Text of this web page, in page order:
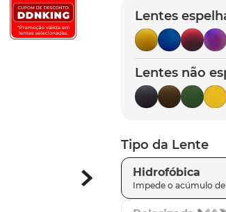
Lentes
Lentes não
Tipo da Lente
Hidrofóbica